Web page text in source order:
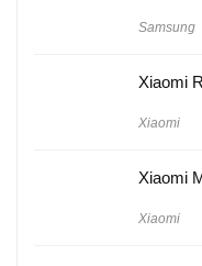
Samsung
Xiaomi
Xiaomi
Xiaomi
Xiaomi